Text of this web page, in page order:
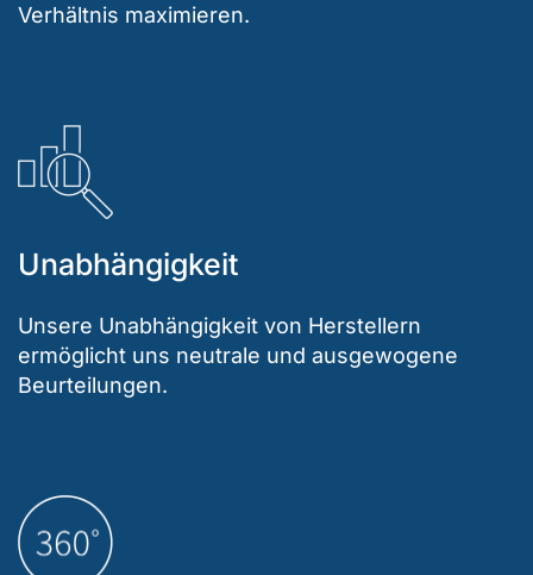
Verhältnis maximieren.
Unabhängigkeit
Unsere Unabhängigkeit von Herstellern
ermöglicht uns neutrale und ausgewogene
Beurteilungen.